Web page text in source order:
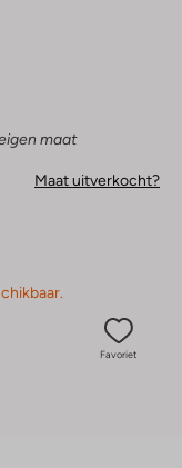
maat
Maat uitverkocht?
Favoriet